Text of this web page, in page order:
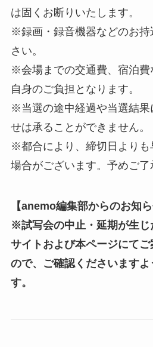
は固くお断りいたします。
※録画・録音機器などのお持
さい。
※会場までの交通費、宿泊費
自身のご負担となります。
※当選の途中経過や当選結果
せは承ることができません。
※都合により、締切日よりも
場合がございます。予めご了
【anemo編集部からのお知ら
※試写会の中止・延期が生じ
サイトおよび本ページにて
ので、ご確認くださいます
す。